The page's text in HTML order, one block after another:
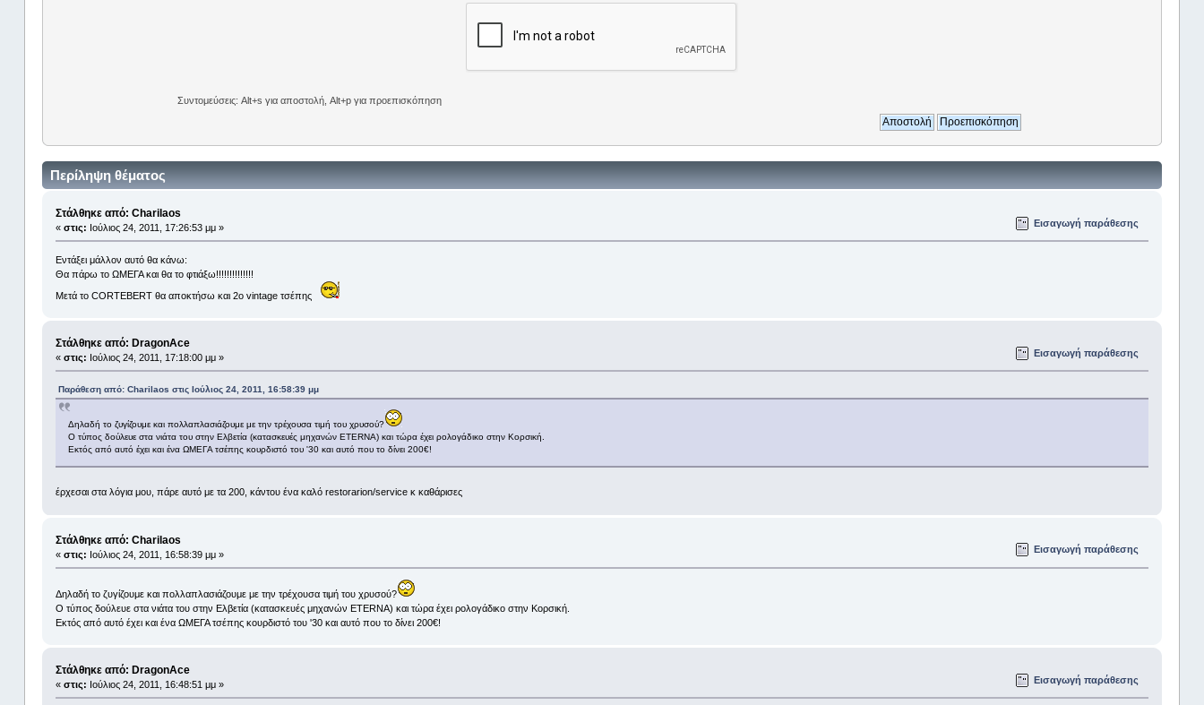
Συντομεύσεις: Alt+s για αποστολή, Alt+p για προεπισκόπηση
Περίληψη θέματος
Στάλθηκε από: Charilaos
« στις: Ιούλιος 24, 2011, 17:26:53 μμ » Εισαγωγή παράθεσης
Εντάξει μάλλον αυτό θα κάνω:
Θα πάρω το ΩΜΕΓΑ και θα το φτιάξω!!!!!!!!!!!!!!
Μετά το CORTEBERT θα αποκτήσω και 2ο vintage τσέπης
Στάλθηκε από: DragonAce
« στις: Ιούλιος 24, 2011, 17:18:00 μμ » Εισαγωγή παράθεσης
Παράθεση από: Charilaos στις Ιούλιος 24, 2011, 16:58:39 μμ
Δηλαδή το ζυγίζουμε και πολλαπλασιάζουμε με την τρέχουσα τιμή του χρυσού?
Ο τύπος δούλευε στα νιάτα του στην Ελβετία (κατασκευές μηχανών ETERNA) και τώρα έχει ρολογάδικο στην Κορσική.
Εκτός από αυτό έχει και ένα ΩΜΕΓΑ τσέπης κουρδιστό του '30 και αυτό που το δίνει 200€!
έρχεσαι στα λόγια μου, πάρε αυτό με τα 200, κάντου ένα καλό restorarion/service κ καθάρισες
Στάλθηκε από: Charilaos
« στις: Ιούλιος 24, 2011, 16:58:39 μμ » Εισαγωγή παράθεσης
Δηλαδή το ζυγίζουμε και πολλαπλασιάζουμε με την τρέχουσα τιμή του χρυσού?
Ο τύπος δούλευε στα νιάτα του στην Ελβετία (κατασκευές μηχανών ETERNA) και τώρα έχει ρολογάδικο στην Κορσική.
Εκτός από αυτό έχει και ένα ΩΜΕΓΑ τσέπης κουρδιστό του '30 και αυτό που το δίνει 200€!
Στάλθηκε από: DragonAce
« στις: Ιούλιος 24, 2011, 16:48:51 μμ » Εισαγωγή παράθεσης